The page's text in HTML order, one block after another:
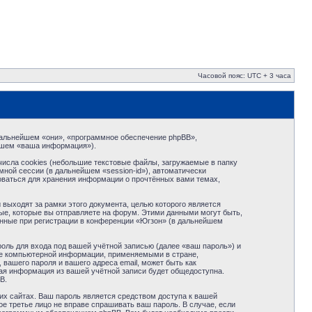
Часовой пояс: UTC + 3 часа
«они», «программное обеспечение phpBB»,
«ваша информация»).
cookies (небольшие текстовые файлы, загружаемые в папку
сессии (в дальнейшем «session-id»), автоматически
для хранения информации о прочтённых вами темах,
за рамки этого документа, целью которого является
которые вы отправляете на форум. Этими данными могут быть,
при регистрации в конференции «Югзон» (в дальнейшем
для входа под вашей учётной записью (далее «ваш пароль») и
компьютерной информации, применяемыми в стране,
пароля и вашего адреса email, может быть как
информация из вашей учётной записи будет общедоступна.
сайтах. Ваш пароль является средством доступа к вашей
третье лицо не вправе спрашивать ваш пароль. В случае, если